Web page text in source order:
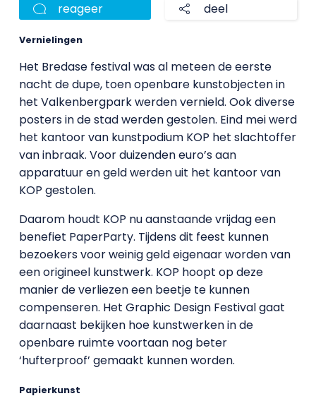
reageer deel
Vernielingen
Het Bredase festival was al meteen de eerste
nacht de dupe, toen openbare kunstobjecten in
het Valkenbergpark werden vernield. Ook diverse
posters in de stad werden gestolen. Eind mei werd
het kantoor van kunstpodium KOP het slachtoffer
van inbraak. Voor duizenden euro’s aan
apparatuur en geld werden uit het kantoor van
KOP gestolen.
Daarom houdt KOP nu aanstaande vrijdag een
benefiet PaperParty. Tijdens dit feest kunnen
bezoekers voor weinig geld eigenaar worden van
een origineel kunstwerk. KOP hoopt op deze
manier de verliezen een beetje te kunnen
compenseren. Het Graphic Design Festival gaat
daarnaast bekijken hoe kunstwerken in de
openbare ruimte voortaan nog beter
‘hufterproof’ gemaakt kunnen worden.
Papierkunst